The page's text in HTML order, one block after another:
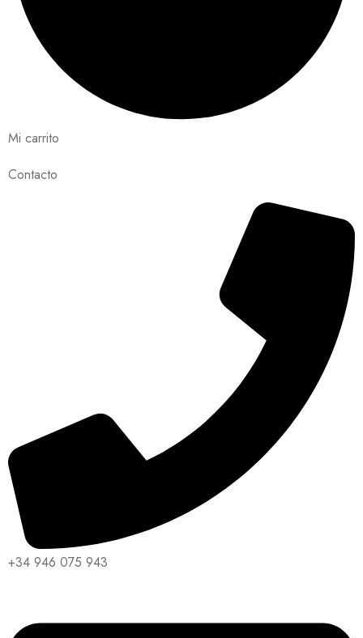
Mi carrito
Contacto
+34 946 075 943